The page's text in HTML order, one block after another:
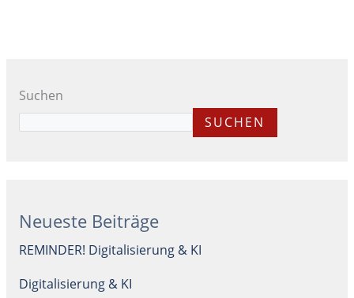
Suchen
SUCHEN
Neueste Beiträge
REMINDER! Digitalisierung & KI
Digitalisierung & KI